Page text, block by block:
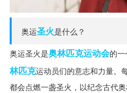
奥运圣火是什么？
奥运圣火是奥林匹克运动会的
林匹克运动员们的意志和力量。
都会点燃一盏圣火，以纪念古代